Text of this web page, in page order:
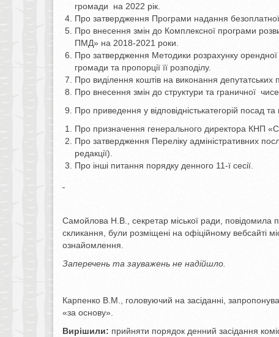
громади на 2022 рік.
Про затвердження Програми надання
Про внесення змін до Комплексної програми
ПМД» на 2018-2021 роки.
Про затвердження Методики розрахунку орендної
громади та пропорції її розподілу.
Про виділення коштів на виконання депутатських
Про внесення змін до структури та граничної
Про приведення у відповідністькатегорій посад
Про призначення генерального директора КНП
Про затвердження Переліку адміністративних
редакції).
Про інші питання порядку денного 11-ї сесії.
Самойлова Н.В., секретар міської ради, повідомила
скликання, були розміщені на офіційному вебсайті
ознайомлення.
Заперечень та зауважень не надійшло.
Карпенко В.М., головуючий на засіданні,
«за основу».
Вирішили: прийняти порядок денний засідання